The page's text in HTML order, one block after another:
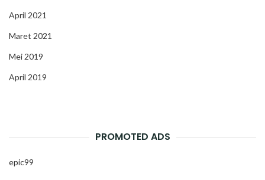
April 2021
Maret 2021
Mei 2019
April 2019
PROMOTED ADS
epic99